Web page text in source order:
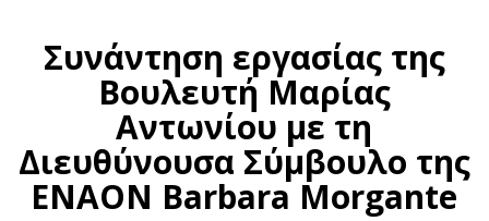
Συνάντηση εργασίας της
Βουλευτή Μαρίας
Αντωνίου με τη
Διευθύνουσα Σύμβουλο της
ΕΝΑΟΝ Barbara Morgante